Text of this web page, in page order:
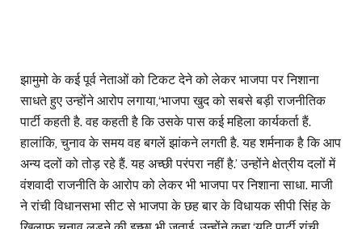
झामुमो के कई पूर्व नेताओं को टिकट देने को लेकर भाजपा पर निशाना
साधते हुए उन्होंने आरोप लगाया,‘भाजपा खुद को सबसे बड़ी राजनीतिक
पार्टी कहती है. वह कहती है कि उसके पास कई महिला कार्यकर्ता हैं.
हालांकि, चुनाव के समय वह बगलें झांकने लगती है. यह शर्मनाक है कि आप
अन्य दलों को तोड़ रहे हैं. यह अच्छी परंपरा नहीं है.’ उन्होंने क्षेत्रीय दलों में
वंशवादी राजनीति के आरोप को लेकर भी भाजपा पर निशाना साधा. माजी
ने रांची विधानसभा सीट से भाजपा के छह बार के विधायक सीपी सिंह के